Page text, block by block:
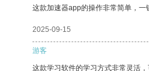
这款加速器app的操作非常简单，一
2025-09-15
游客
这款学习软件的学习方式非常灵活